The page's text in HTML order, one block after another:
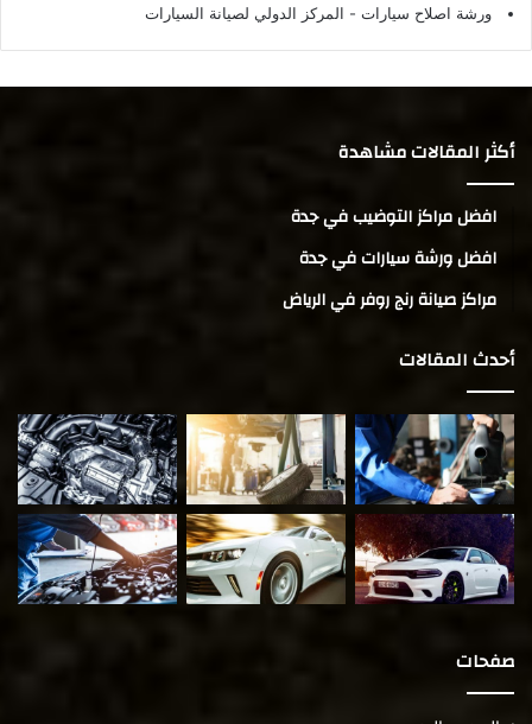
ورشة اصلاح سيارات - المركز الدولي لصيانة السيارات
أكثر المقالات مشاهدة
افضل مراكز التوضيب في جدة
افضل ورشة سيارات في جدة
مراكز صيانة رنج روفر في الرياض
أحدث المقالات
صفحات